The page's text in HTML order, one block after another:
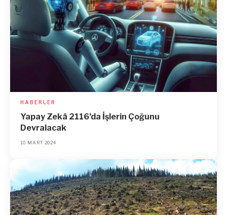
HABERLER
Yapay Zekâ 2116’da İşlerin Çoğunu
Devralacak
10 MART 2024